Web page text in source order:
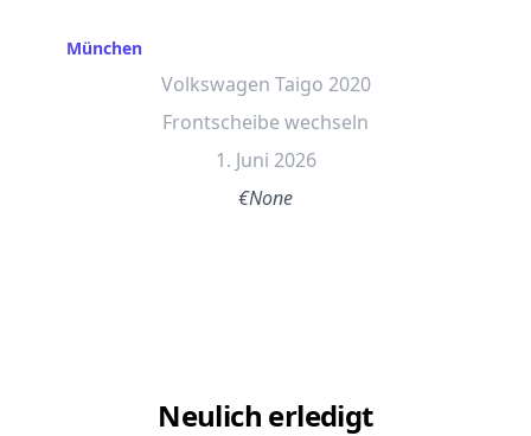
München
Volkswagen Taigo 2020
Frontscheibe wechseln
1. Juni 2026
€None
Neulich erledigt